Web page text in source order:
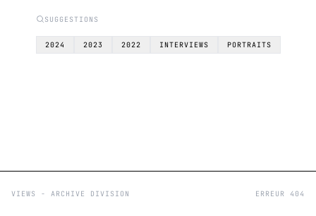
SUGGESTIONS
2024 2023 2022 INTERVIEWS PORTRAITS
VIEWS - ARCHIVE DIVISION ERREUR 404